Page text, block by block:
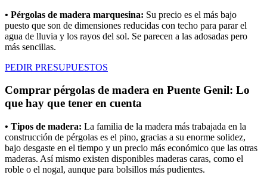
• Pérgolas de madera marquesina: Su precio es el más bajo
puesto que son de dimensiones reducidas con techo para parar el
agua de lluvia y los rayos del sol. Se parecen a las adosadas pero
más sencillas.
PEDIR PRESUPUESTOS
Comprar pérgolas de madera en Puente Genil: Lo
que hay que tener en cuenta
• Tipos de madera: La familia de la madera más trabajada en la
construcción de pérgolas es el pino, gracias a su enorme solidez,
bajo desgaste en el tiempo y un precio más económico que las otras
maderas. Así mismo existen disponibles maderas caras, como el
roble o el nogal, aunque para bolsillos más pudientes.